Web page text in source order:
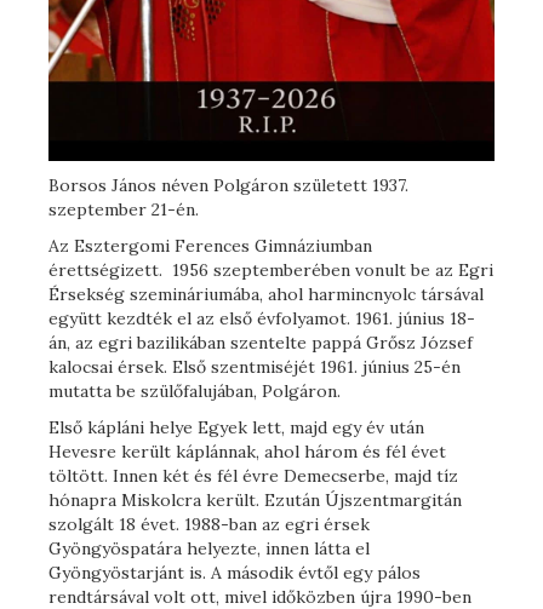
Borsos János néven Polgáron született 1937.
szeptember 21-én.
Az Esztergomi Ferences Gimnáziumban
érettségizett. 1956 szeptemberében vonult be az Egri
Érsekség szemináriumába, ahol harmincnyolc társával
együtt kezdték el az első évfolyamot. 1961. június 18-
án, az egri bazilikában szentelte pappá Grősz József
kalocsai érsek. Első szentmiséjét 1961. június 25-én
mutatta be szülőfalujában, Polgáron.
Első kápláni helye Egyek lett, majd egy év után
Hevesre került káplánnak, ahol három és fél évet
töltött. Innen két és fél évre Demecserbe, majd tíz
hónapra Miskolcra került. Ezután Újszentmargitán
szolgált 18 évet. 1988-ban az egri érsek
Gyöngyöspatára helyezte, innen látta el
Gyöngyöstarjánt is. A második évtől egy pálos
rendtársával volt ott, mivel időközben újra 1990-ben